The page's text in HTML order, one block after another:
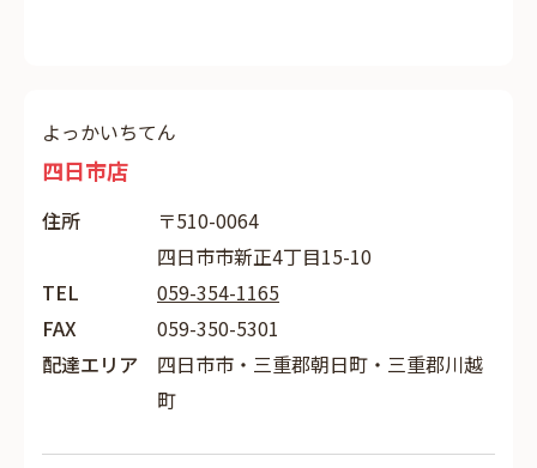
よっかいちてん
四日市店
住所
〒510-0064
四日市市新正4丁目15-10
TEL
059-354-1165
FAX
059-350-5301
配達エリア
四日市市・三重郡朝日町・三重郡川越
町